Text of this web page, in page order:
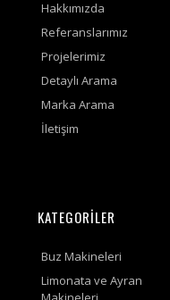
Hakkımızda
Referanslarımız
Projelerimiz
Detaylı Arama
Marka Arama
İletişim
KATEGORİLER
Buz Makineleri
Limonata ve Ayran